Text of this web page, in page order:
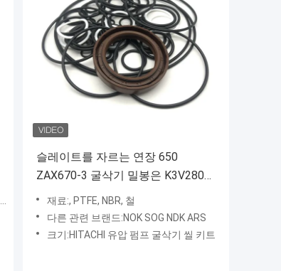
슬레이트를 자르는 연장 650
ZAX670-3 굴삭기 밀봉은 K3V280
유압펌프 오일 실 장비를 장비를 답
니다
재료:, PTFE, NBR, 철
다른 관련 브랜드:NOK SOG NDK ARS
크기:HITACHI 유압 펌프 굴삭기 씰 키트